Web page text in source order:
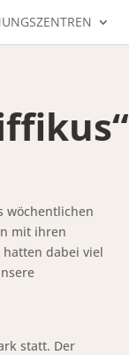
wöchentlichen
mit ihren
dabei viel
statt. Der